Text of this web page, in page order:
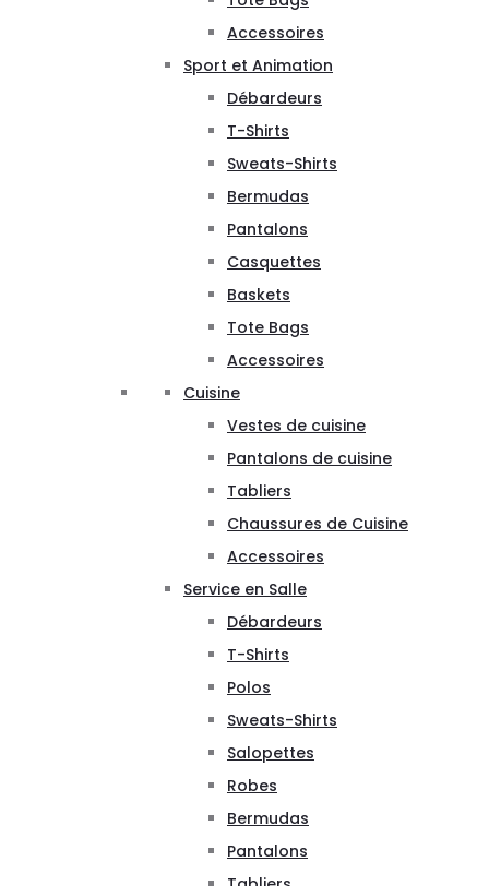
Accessoires
Sport et Animation
Débardeurs
T-Shirts
Sweats-Shirts
Bermudas
Pantalons
Casquettes
Baskets
Tote Bags
Accessoires
Cuisine
Vestes de cuisine
Pantalons de cuisine
Tabliers
Chaussures de Cuisine
Accessoires
Service en Salle
Débardeurs
T-Shirts
Polos
Sweats-Shirts
Salopettes
Robes
Bermudas
Pantalons